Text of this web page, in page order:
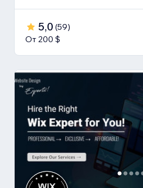
5,0 (59)
От 200 $